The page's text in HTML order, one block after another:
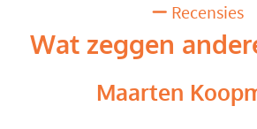
Recensies
Wat zeggen
Maarten